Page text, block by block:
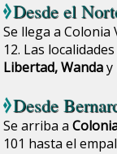
Desde el
Se llega a
12. Las
Libertad, Wanday
Desde
Se arriba a
101 hasta el